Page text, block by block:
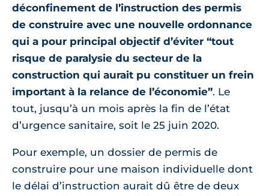
déconfinement de l’instruction des permis
de construire avec une nouvelle ordonnance
qui a pour principal objectif d’éviter “tout
risque de paralysie du secteur de la
construction qui aurait pu constituer un frein
important à la relance de l’économie”. Le
tout, jusqu’à un mois après la fin de l’état
d’urgence sanitaire, soit le 25 juin 2020.
Pour exemple, un dossier de permis de
construire pour une maison individuelle dont
le délai d’instruction aurait dû être de deux